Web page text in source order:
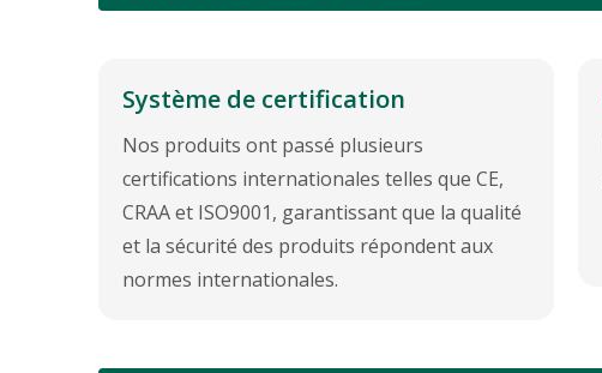
Système de certification
Nos produits ont passé plusieurs
certifications internationales telles que CE,
CRAA et ISO9001, garantissant que la qualité
et la sécurité des produits répondent aux
normes internationales.